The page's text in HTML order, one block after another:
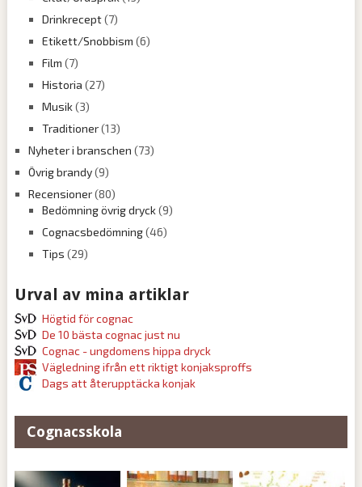
Drinkrecept(7)
Etikett/Snobbism (6)
Film (7)
Historia (27)
Musik(3)
Traditioner(13)
Nyheter i branschen (73)
Övrig brandy(9)
Recensioner(80)
Bedömning övrig dryck(9)
Cognacsbedömning(46)
Tips (29)
Urval av mina artiklar
Högtid för cognac
De 10 bästa cognac just nu
Cognac - ungdomens hippa dryck
Vägledning ifrån ett riktigt konjaksproffs
Dags att återupptäcka konjak
Cognacsskola